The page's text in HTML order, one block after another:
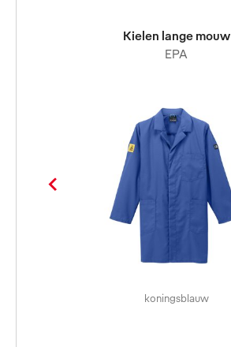
Kielen lange mouw
EPA
koningsblauw